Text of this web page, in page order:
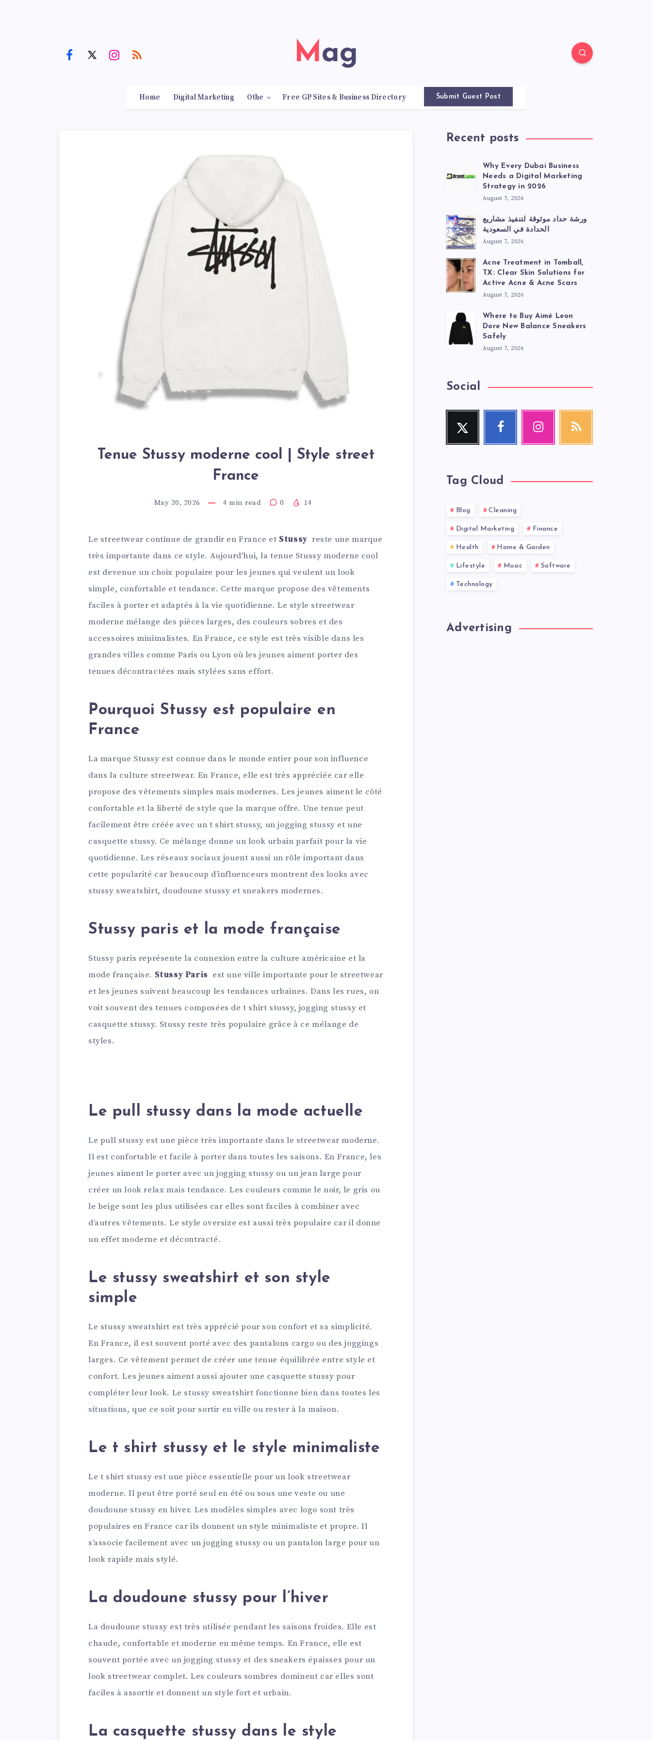
Mag
Home Digital Marketing Othe Free GP Sites & Business Directory Submit Guest Post
Tenue Stussy moderne cool | Style street
France
May 20, 2026 4 min read 0 14
Le streetwear continue de grandir en France et Stussy reste une marque
très importante dans ce style. Aujourd’hui, la tenue Stussy moderne cool
est devenue un choix populaire pour les jeunes qui veulent un look
simple, confortable et tendance. Cette marque propose des vêtements
faciles à porter et adaptés à la vie quotidienne. Le style streetwear
moderne mélange des pièces larges, des couleurs sobres et des
accessoires minimalistes. En France, ce style est très visible dans les
grandes villes comme Paris ou Lyon où les jeunes aiment porter des
tenues décontractées mais stylées sans effort.
Pourquoi Stussy est populaire en
France
La marque Stussy est connue dans le monde entier pour son influence
dans la culture streetwear. En France, elle est très appréciée car elle
propose des vêtements simples mais modernes. Les jeunes aiment le côté
confortable et la liberté de style que la marque offre. Une tenue peut
facilement être créée avec un t shirt stussy, un jogging stussy et une
casquette stussy. Ce mélange donne un look urbain parfait pour la vie
quotidienne. Les réseaux sociaux jouent aussi un rôle important dans
cette popularité car beaucoup d’influenceurs montrent des looks avec
stussy sweatshirt, doudoune stussy et sneakers modernes.
Stussy paris et la mode française
Stussy paris représente la connexion entre la culture américaine et la
mode française. Stussy Paris est une ville importante pour le streetwear
et les jeunes suivent beaucoup les tendances urbaines. Dans les rues, on
voit souvent des tenues composées de t shirt stussy, jogging stussy et
casquette stussy. Stussy reste très populaire grâce à ce mélange de
styles.
Le pull stussy dans la mode actuelle
Le pull stussy est une pièce très importante dans le streetwear moderne.
Il est confortable et facile à porter dans toutes les saisons. En France, les
jeunes aiment le porter avec un jogging stussy ou un jean large pour
créer un look relax mais tendance. Les couleurs comme le noir, le gris ou
le beige sont les plus utilisées car elles sont faciles à combiner avec
d’autres vêtements. Le style oversize est aussi très populaire car il donne
un effet moderne et décontracté.
Le stussy sweatshirt et son style
simple
Le stussy sweatshirt est très apprécié pour son confort et sa simplicité.
En France, il est souvent porté avec des pantalons cargo ou des joggings
larges. Ce vêtement permet de créer une tenue équilibrée entre style et
confort. Les jeunes aiment aussi ajouter une casquette stussy pour
compléter leur look. Le stussy sweatshirt fonctionne bien dans toutes les
situations, que ce soit pour sortir en ville ou rester à la maison.
Le t shirt stussy et le style minimaliste
Le t shirt stussy est une pièce essentielle pour un look streetwear
moderne. Il peut être porté seul en été ou sous une veste ou une
doudoune stussy en hiver. Les modèles simples avec logo sont très
populaires en France car ils donnent un style minimaliste et propre. Il
s’associe facilement avec un jogging stussy ou un pantalon large pour un
look rapide mais stylé.
La doudoune stussy pour l’hiver
La doudoune stussy est très utilisée pendant les saisons froides. Elle est
chaude, confortable et moderne en même temps. En France, elle est
souvent portée avec un jogging stussy et des sneakers épaisses pour un
look streetwear complet. Les couleurs sombres dominent car elles sont
faciles à assortir et donnent un style fort et urbain.
La casquette stussy dans le style
Recent posts
Why Every Dubai Business
Needs a Digital Marketing
Strategy in 2026
August 7, 2026
ورشة حداد موثوقة لتنفيذ مشاريع
الحدادة في السعودية
August 7, 2026
Acne Treatment in Tomball,
TX: Clear Skin Solutions for
Active Acne & Acne Scars
August 7, 2026
Where to Buy Aimé Leon
Dore New Balance Sneakers
Safely
August 7, 2026
Social
Twitter
Follow
Facebook
Follow
Instagram
RSS
Tag Cloud
Blog Cleaning
Digital Marketing Finance
Health Home & Garden
Lifestyle Music Software
Technology
Advertising